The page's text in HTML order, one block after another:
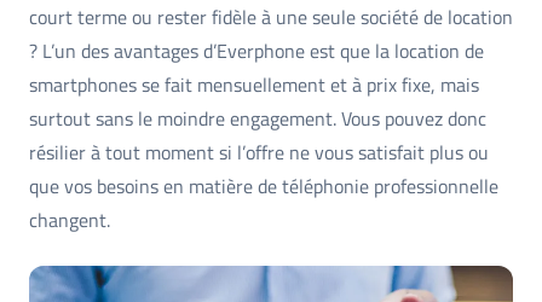
court terme ou rester fidèle à une seule société de location
? L’un des avantages d’Everphone est que la location de
smartphones se fait mensuellement et à prix fixe, mais
surtout sans le moindre engagement. Vous pouvez donc
résilier à tout moment si l’offre ne vous satisfait plus ou
que vos besoins en matière de téléphonie professionnelle
changent.